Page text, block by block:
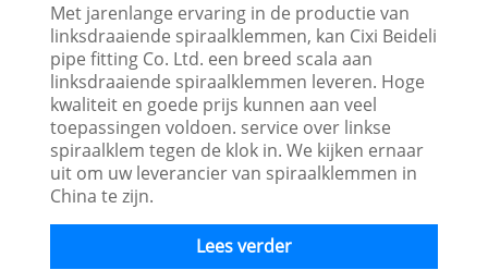
Met jarenlange ervaring in de productie van
linksdraaiende spiraalklemmen, kan Cixi Beideli
pipe fitting Co. Ltd. een breed scala aan
linksdraaiende spiraalklemmen leveren. Hoge
kwaliteit en goede prijs kunnen aan veel
toepassingen voldoen. service over linkse
spiraalklem tegen de klok in. We kijken ernaar
uit om uw leverancier van spiraalklemmen in
China te zijn.
Lees verder